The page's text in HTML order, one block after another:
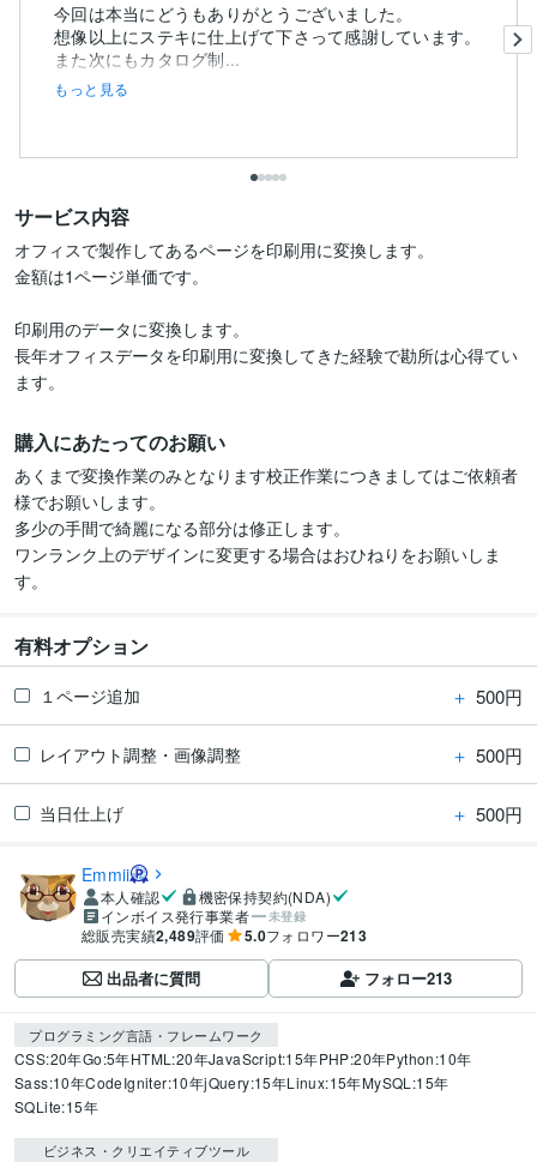
今回は本当にどうもありがとうございました。
想像以上にステキに仕上げて下さって感謝しています。
また次にもカタログ制...
もっと見る
サービス内容
オフィスで製作してあるページを印刷用に変換します。
金額は1ページ単価です。
印刷用のデータに変換します。
長年オフィスデータを印刷用に変換してきた経験で勘所は心得てい
ます。
購入にあたってのお願い
あくまで変換作業のみとなります校正作業につきましてはご依頼者
様でお願いします。
多少の手間で綺麗になる部分は修正します。
ワンランク上のデザインに変更する場合はおひねりをお願いしま
有料オプション
１ページ追加 ＋ 500円
レイアウト調整・画像調整 ＋ 500円
当日仕上げ ＋ 500円
Emmii
本人確認
機密保持契約(NDA)
インボイス発行事業者
未登録
総販売実績2,489評価 5.0フォロワー213
出品者に質問 フォロー213
プログラミング言語・フレームワーク
CSS:20年Go:5年HTML:20年JavaScript:15年PHP:20年Python:10年
Sass:10年CodeIgniter:10年jQuery:15年Linux:15年MySQL:15年
SQLite:15年
ビジネス・クリエイティブツール